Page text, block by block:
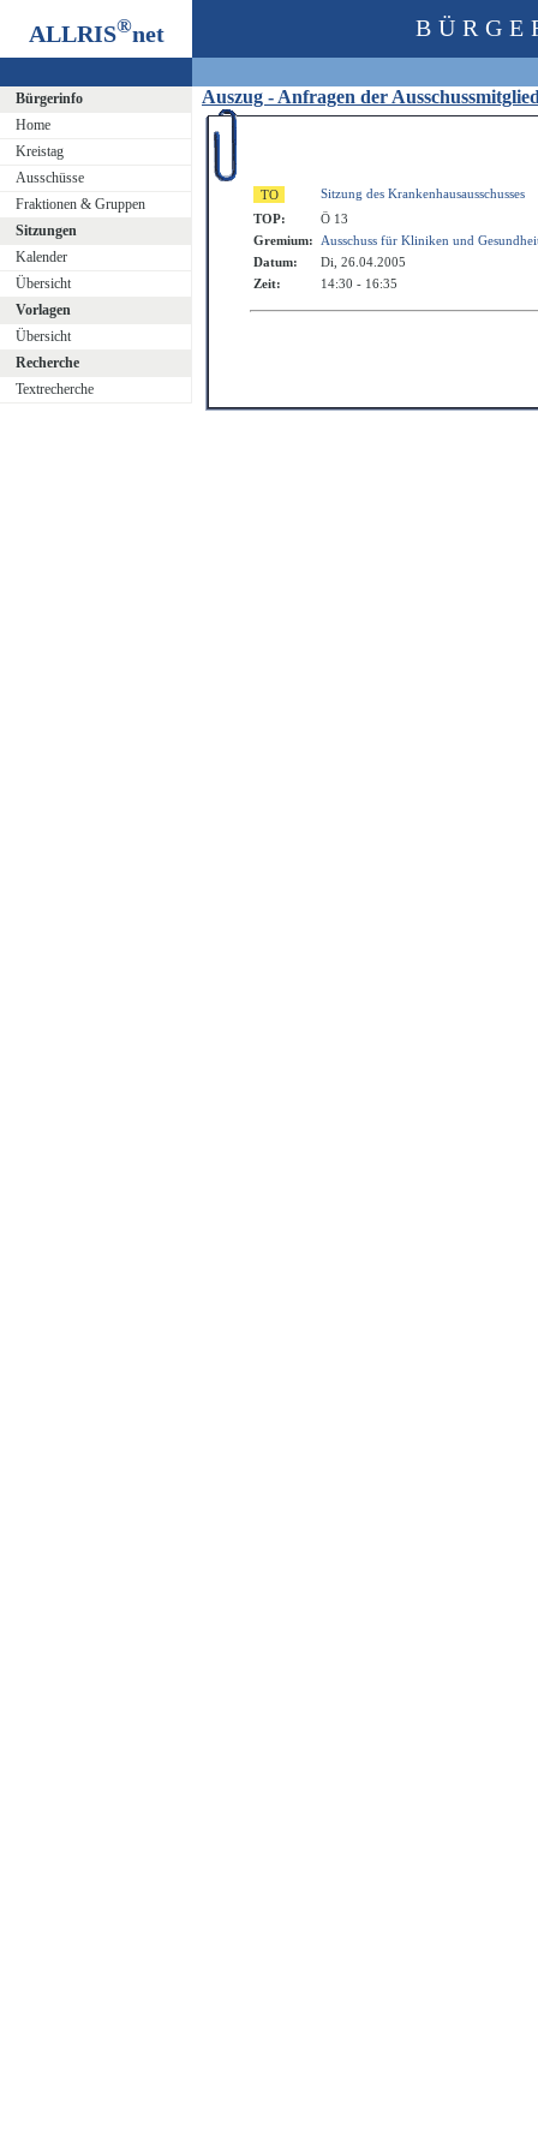
ALLRIS®net
Bürgerinfo
Home
Kreistag
Ausschüsse
Fraktionen & Gruppen
Sitzungen
Kalender
Übersicht
Vorlagen
Übersicht
Recherche
Textrecherche
Auszug - Anfragen der
Sitzung des Krankenhausausschusses
TOP:
Ö 13
Gremium:
Ausschuss für Kliniken und
Datum:
Di, 26.04.2005
Zeit:
14:30 - 16:35